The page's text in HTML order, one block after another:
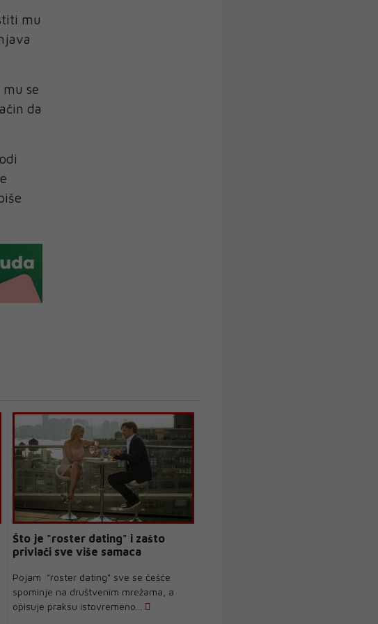
mu
se
da
Što je "roster dating" i zašto
privlači sve više samaca
Pojam "roster dating" sve se češće
spominje na društvenim mrežama, a
opisuje praksu istovremeno...